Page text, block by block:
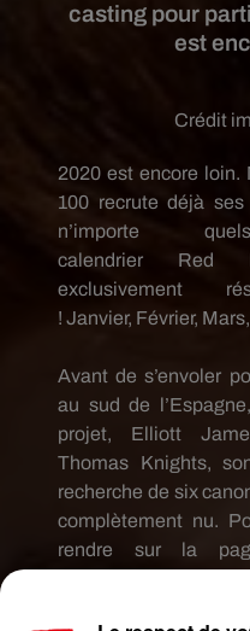
casting pour
est
Crédit
2020 est encore loin.
100 recrute déjà ses
n’importe
calendrier
Red
exclusivement
! Janvier, Février, Mars
Avant de s’envoler
au sud de
projet, Elliott
Thomas
Knights,
recherche de six
complètement nu.
rendre sur la
critères précis,